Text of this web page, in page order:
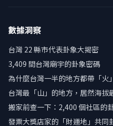
數據洞察
台灣 22 縣市代表卦象大揭密
3,409 間台灣廟宇的卦象密碼
為什麼台灣一半的地方都帶「火
台灣最「山」的地方，居然海拔
搬家前查一下：2,400 個社區的
發票大獎店家的「財運地」共同